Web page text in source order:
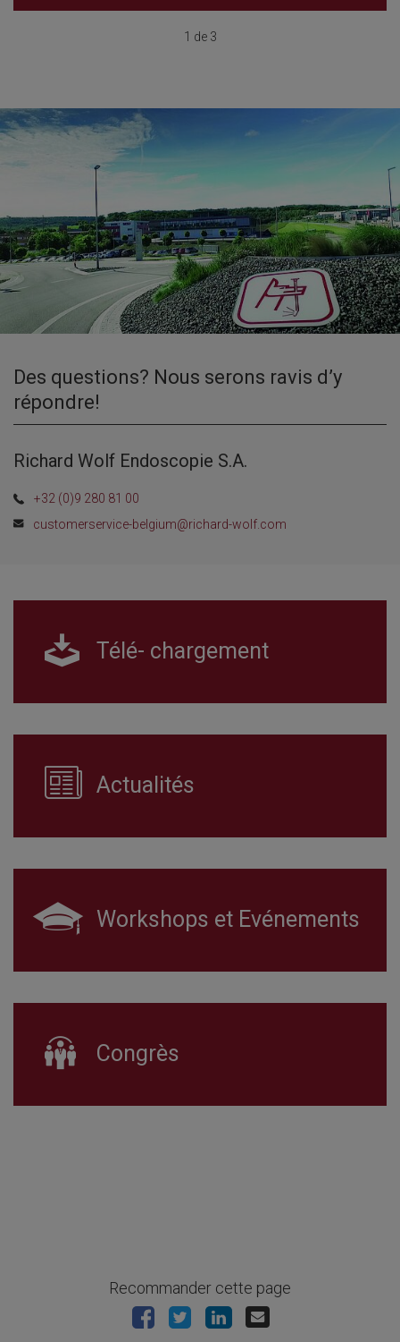
1 de 3
Des questions? Nous serons ravis d’y
répondre!
Richard Wolf Endoscopie S.A.
+32 (0)9 280 81 00
customerservice-belgium@richard-wolf.com
Télé- chargement
Actualités
Workshops et Evénements
Congrès
Recommander cette page